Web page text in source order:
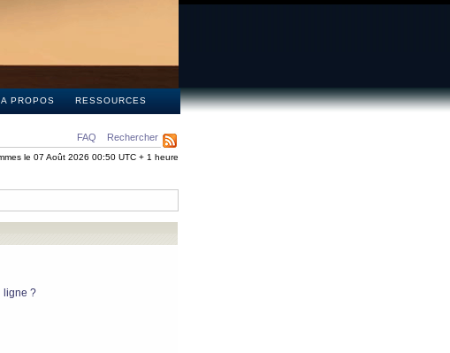
A PROPOS RESSOURCES
FAQ Rechercher
le 07 Août 2026 00:50 UTC + 1 heure
ligne ?